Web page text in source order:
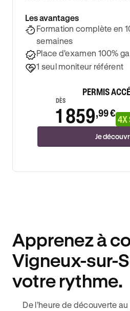
Les avantages
Formation complète en
semaines
Place d'examen 100%
1 seul moniteur référent
PERMIS
DÈS
1 859,99 €
4X
Je
Apprenez à
Vigneux-sur-
votre rythme.
De l’heure de découverte